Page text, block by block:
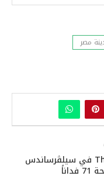
مصر
“أورا ديفلوبرز إيجيبت” تطلق The Cove في سيلڤرساندس